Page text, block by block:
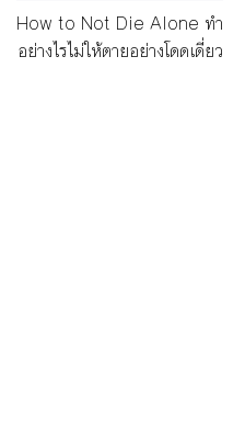
How to Not Die Alone ทำ
อย่างไรไม่ให้ตายอย่างโดดเดี่ยว